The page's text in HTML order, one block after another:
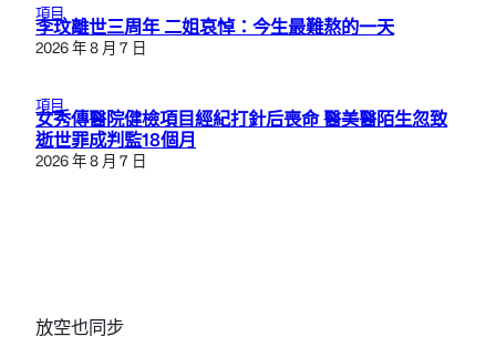
項目
李玟離世三周年 二姐哀悼：今生最難熬的一天
2026 年 8 月 7 日
項目
女秀傳醫院健檢項目經紀打針后喪命 醫美醫陌生忽致
逝世罪成判監18個月
2026 年 8 月 7 日
放空也同步